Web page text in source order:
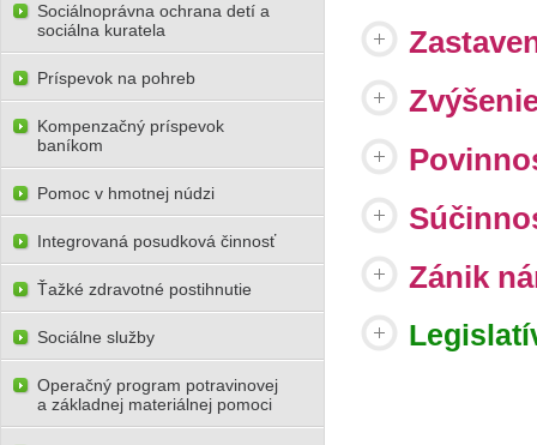
Zánik
Sociálnoprávna ochrana detí a
sociálna kuratela
Príspevok na pohreb
Kompenzačný príspevok
baníkom
Pomoc v hmotnej núdzi
Integrovaná posudková činnosť
Ťažké zdravotné postihnutie
Sociálne služby
Operačný program potravinovej
a základnej materiálnej pomoci